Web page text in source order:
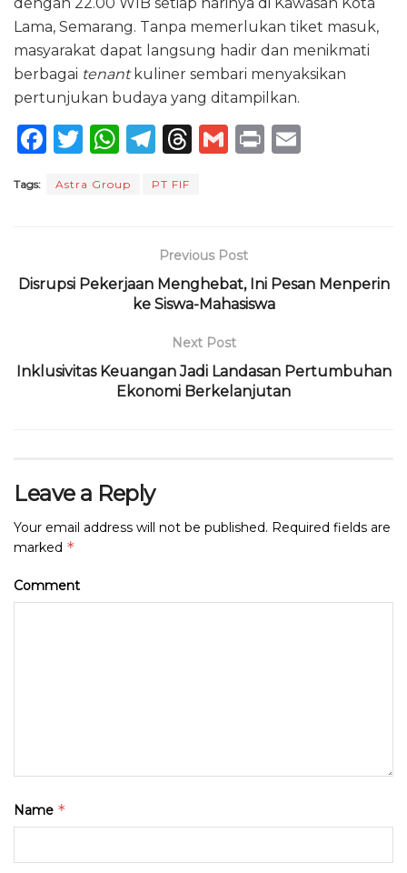
Lama, Semarang. Tanpa memerlukan tiket masuk,
masyarakat dapat langsung hadir dan menikmati
berbagai tenantkuliner sembari menyaksikan
pertunjukan budaya yang ditampilkan.
F
c
o
T
it
W
a
p
p
T
e
ra
m
T
d
s
G P
Tags: Astra Group PT FIF
Previous Post
Disrupsi Pekerjaan Menghebat, Ini Pesan Menperin
ke Siswa-Mahasiswa
Next Post
Inklusivitas Keuangan Jadi Landasan Pertumbuhan
Ekonomi Berkelanjutan
Leave a Reply
Your email address will not be published. Required fields are
marked *
Comment
Name *